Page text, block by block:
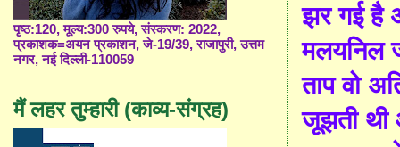
झर गई है
मलयनिल
ताप वो
जूझती
पृष्ठ:120, मूल्य:300 रुपये, संस्करण: 2022,
प्रकाशक=अयन प्रकाशन, जे-19/39, राजापुरी, उत्तम
नगर, नई दिल्ली-110059
मैं लहर तुम्हारी (काव्य-संग्रह)